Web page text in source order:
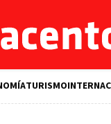
TURISMO